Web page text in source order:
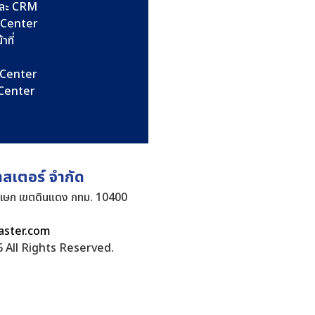
CRM
Center
ที่
Center
เตอร์ จำกัด
ก เขตดินแดง กทม. 10400
Rights Reserved.